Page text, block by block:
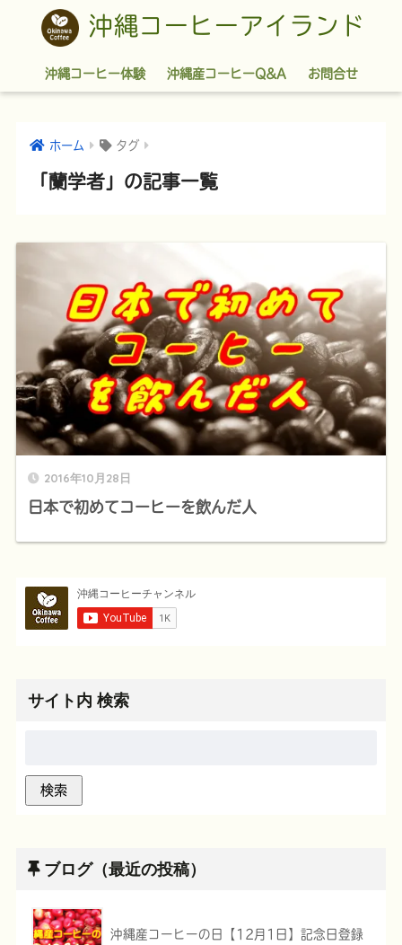
沖縄コーヒーアイランド
沖縄コーヒー体験 沖縄産コーヒーQ&A お問合せ
ホーム タグ
「蘭学者」の記事一覧
2016年10月28日
日本で初めてコーヒーを飲んだ人
サイト内 検索
ブログ（最近の投稿）
沖縄産コーヒーの日【12月1日】記念日登録